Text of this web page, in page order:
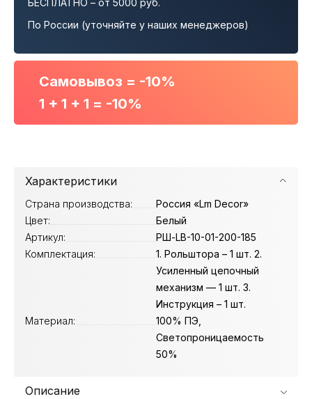
БЕСПЛАТНО – от 5000 руб.
По России (уточняйте у наших менеджеров)
Самовывоз = -10%
1 + 1 + 1 = -10%
Характеристики
Страна производства:
Россия «Lm Decor»
Цвет:
Белый
Артикул:
РШ-LB-10-01-200-185
Комплектация:
1. Рольштора – 1 шт. 2.
Усиленный цепочный
механизм — 1 шт. 3.
Инструкция – 1 шт.
Материал:
100% ПЭ,
Светопроницаемость
50%
Описание